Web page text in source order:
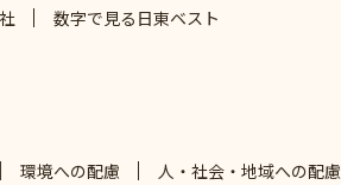
数字で見る日東ベスト
環境への配慮
人・社会・地域への配慮